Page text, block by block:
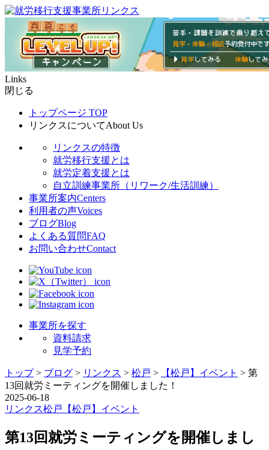
Links
閉じる
トップページ TOP
リンクスについてAbout Us
リンクスの特徴
就労移行支援とは
就労定着支援とは
自立訓練事業所（リワーク/生活訓練）
事業所案内Centers
利用者の声Voices
ブログBlog
よくある質問FAQ
お問い合わせContact
事業所を探す
資料請求
見学予約
トップ> ブログ > リンクス > 松戸 > 【松戸】イベント > 第
13回就労ミーティングを開催しました！
2025-06-18
リンクス松戸 【松戸】イベント
第13回就労ミーティングを開催しまし